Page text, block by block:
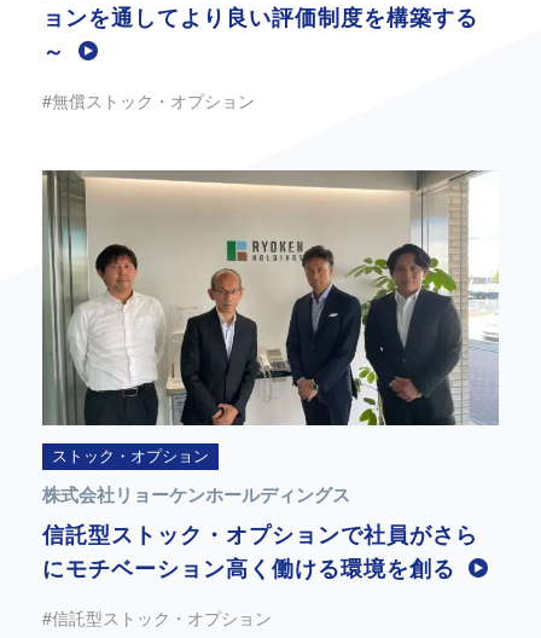
ョンを通してより良い評価制度を構築する
～
#無償ストック・オプション
ストック・オプション
株式会社リョーケンホールディングス
信託型ストック・オプションで社員がさら
にモチベーション高く働ける環境を創る
#信託型ストック・オプション